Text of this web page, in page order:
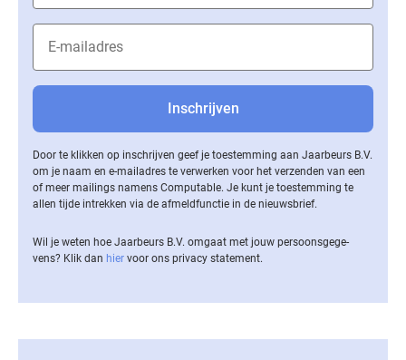
Door te klikken op inschrijven geef je toestemming aan Jaarbeurs B.V.
om je naam en e-mailadres te verwerken voor het verzenden van een
of meer mailings namens Computable. Je kunt je toestemming te
allen tijde intrekken via de af­meld­func­tie in de nieuwsbrief.
Wil je weten hoe Jaarbeurs B.V. omgaat met jouw per­soons­ge­ge­
vens? Klik dan hier voor ons privacy statement.